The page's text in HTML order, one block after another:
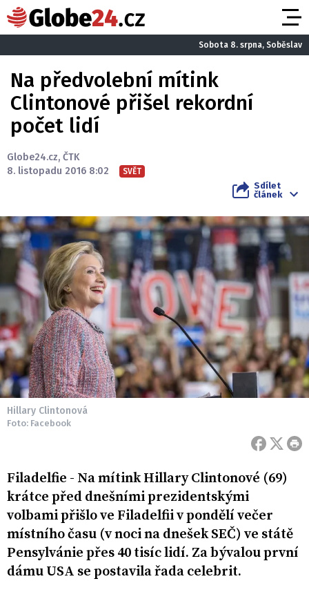
Sobota 8. srpna, Soběslav
Na předvolební mítink
Clintonové přišel rekordní
počet lidí
Globe24.cz, ČTK
8. listopadu 2016 8:02
SVĚT
Sdílet
článek
Hillary Clintonová
Foto: Facebook
Filadelfie - Na mítink Hillary Clintonové (69)
krátce před dnešními prezidentskými
volbami přišlo ve Filadelfii v pondělí večer
místního času (v noci na dnešek SEČ) ve státě
Pensylvánie přes 40 tisíc lidí. Za bývalou první
dámu USA se postavila řada celebrit.